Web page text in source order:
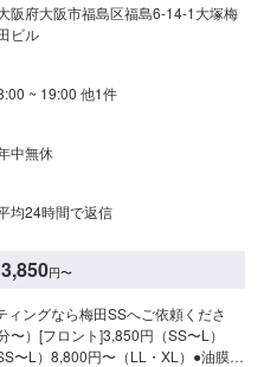
阪府大阪市福島区福島6-14-1大塚梅
ビル
~ 19:00 他1件
中無休
均24時間で返信
3,850円〜
ングなら梅田SSへご依頼くださ
）[フロント]3,850円（SS〜L）
〜L）8,800円〜（LL・XL）●油膜取